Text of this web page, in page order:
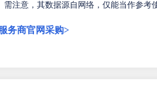
需注意，其数据源自网络，仅能当作参
务商官网采购>